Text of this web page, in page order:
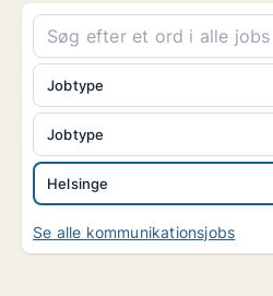
Jobtype
Helsinge
Jobtype
Se alle kommunikationsjobs